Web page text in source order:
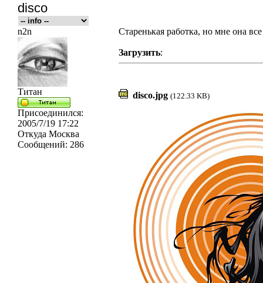
disco
n2n
Титан
Присоединился:
2005/7/19 17:22
Откуда Москва
Сообщений: 286
Старенькая работка, но мне она
Загрузить:
disco.jpg (122.33 KB)